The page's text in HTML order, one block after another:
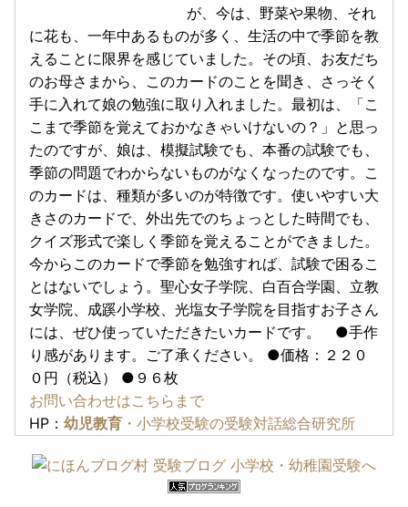
が、今は、野菜や果物、それ
に花も、一年中あるものが多く、生活の中で季節を教
えることに限界を感じていました。その頃、お友だち
のお母さまから、このカードのことを聞き、さっそく
手に入れて娘の勉強に取り入れました。最初は、「こ
こまで季節を覚えておかなきゃいけないの？」と思っ
たのですが、娘は、模擬試験でも、本番の試験でも、
季節の問題でわからないものがなくなったのです。こ
のカードは、種類が多いのが特徴です。使いやすい大
きさのカードで、外出先でのちょっとした時間でも、
クイズ形式で楽しく季節を覚えることができました。
今からこのカードで季節を勉強すれば、試験で困るこ
とはないでしょう。聖心女子学院、白百合学園、立教
女学院、成蹊小学校、光塩女子学院を目指すお子さん
には、ぜひ使っていただきたいカードです。 ●手作
り感があります。ご了承ください。 ●価格：２２０
０円（税込） ●９６枚
お問い合わせはこちらまで
HP： 幼児教育 ・小学校受験の受験対話総合研究所